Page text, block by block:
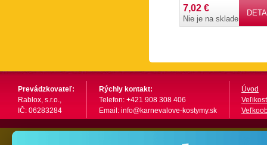
7,02 €
Nie je na sklade
Prevádzkovateľ:
Rablox, s.r.o.,
IČ: 06283284
Rýchly kontakt:
Telefon: +421 908 308 406
Email: info@karnevalove-kostymy.sk
Úvod